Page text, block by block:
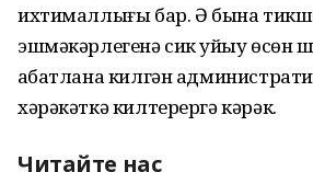
ихтималлығы бар. Ә бына
эшмәкәрлегенә сик ҡуйыу өсөн
ҡабатлана килгән
хәрәкәткә килтерергә кәрәк.
Читайте нас